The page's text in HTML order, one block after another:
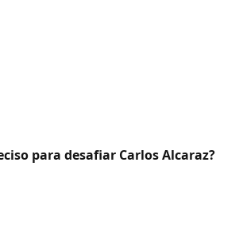
para desafiar Carlos Alcaraz?